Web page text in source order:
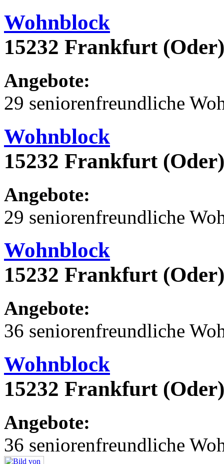
Wohnblock
15232 Frankfurt
Angebote:
29 seniorenfreundliche
Wohnblock
15232 Frankfurt
Angebote:
29 seniorenfreundliche
Wohnblock
15232 Frankfurt
Angebote:
36 seniorenfreundliche
Wohnblock
15232 Frankfurt
Angebote:
36 seniorenfreundliche